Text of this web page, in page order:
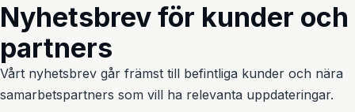
Nyhetsbrev för kunder och
partners
Vårt nyhetsbrev går främst till befintliga kunder och nära
samarbetspartners som vill ha relevanta uppdateringar.